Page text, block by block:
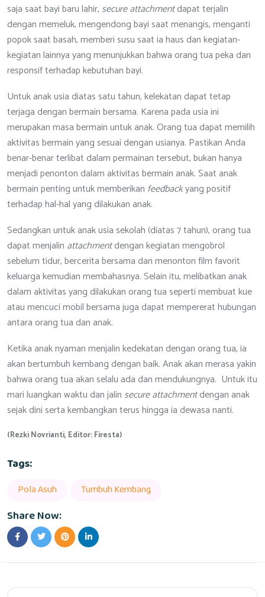
saja saat bayi baru lahir, secure attachmentdapat terjalin
dengan memeluk, mengendong bayi saat menangis, menganti
popok saat basah, memberi susu saat ia haus dan kegiatan-
kegiatan lainnya yang menunjukkan bahwa orang tua peka dan
responsif terhadap kebutuhan bayi.
Untuk anak usia diatas satu tahun, kelekatan dapat tetap
terjaga dengan bermain bersama. Karena pada usia ini
merupakan masa bermain untuk anak. Orang tua dapat memilih
aktivitas bermain yang sesuai dengan usianya. Pastikan Anda
benar-benar terlibat dalam permainan tersebut, bukan hanya
menjadi penonton dalam aktivitas bermain anak. Saat anak
bermain penting untuk memberikan feedbackyang positif
terhadap hal-hal yang dilakukan anak.
Sedangkan untuk anak usia sekolah (diatas 7 tahun), orang tua
dapat menjalin attachmentdengan kegiatan mengobrol
sebelum tidur, bercerita bersama dan menonton film favorit
keluarga kemudian membahasnya. Selain itu, melibatkan anak
dalam aktivitas yang dilakukan orang tua seperti membuat kue
atau mencuci mobil bersama juga dapat mempererat hubungan
antara orang tua dan anak.
Ketika anak nyaman menjalin kedekatan dengan orang tua, ia
akan bertumbuh kembang dengan baik. Anak akan merasa yakin
bahwa orang tua akan selalu ada dan mendukungnya. Untuk itu
mari luangkan waktu dan jalin secure attachmentdengan anak
sejak dini serta kembangkan terus hingga ia dewasa nanti.
(Rezki Novrianti, Editor: Firesta)
Tags:
Pola Asuh Tumbuh Kembang
Share Now: